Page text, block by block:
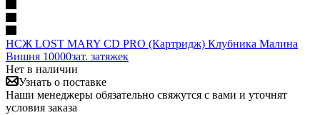
НСЖ LOST MARY CD PRO (Картридж) Клубника Малина
Вишня 10000зат. затяжек
Нет в наличии
Узнать о поставке
Наши менеджеры обязательно свяжутся с вами и уточнят
условия заказа